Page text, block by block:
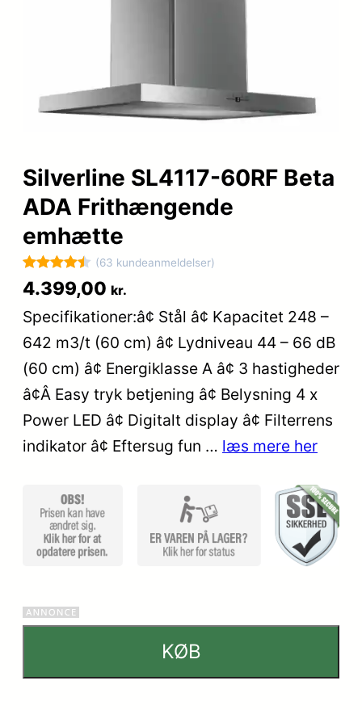
Silverline SL4117-60RF Beta
ADA Frithængende
emhætte
Bedømt
ud af 5
baseret
på
63
kundebedø
mmelser
(63 kundeanmeldelser)
4.399,00 kr.
Specifikationer:â¢ Stål â¢ Kapacitet 248 –
642 m3/t (60 cm) â¢ Lydniveau 44 – 66 dB
(60 cm) â¢ Energiklasse A â¢ 3 hastigheder
â¢Â Easy tryk betjening â¢ Belysning 4 x
Power LED â¢ Digitalt display â¢ Filterrens
indikator â¢ Eftersug fun … læs mere her
KØB